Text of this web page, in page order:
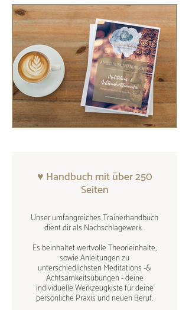
♥ Handbuch mit über 250
Seiten
Unser umfangreiches Trainerhandbuch
dient dir als Nachschlagewerk.
Es beinhaltet wertvolle Theorieinhalte,
sowie Anleitungen zu
unterschiedlichsten Meditations -&
Achtsamkeitsübungen - deine
individuelle Werkzeugkiste für deine
persönliche Praxis und neuen Beruf.